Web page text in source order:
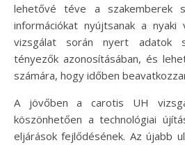
lehetővé téve a szakemberek
információkat nyújtsanak a nyaki
vizsgálat során nyert adatok
tényezők azonosításában, és
számára, hogy időben
A jövőben a carotis UH
köszönhetően a technológiai
eljárások fejlődésének. Az újabb